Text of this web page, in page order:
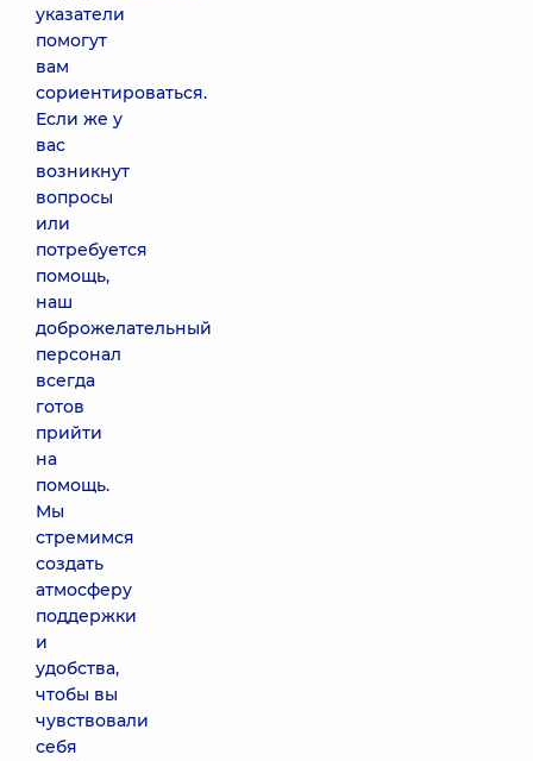
указатели
помогут
вам
сориентироваться.
Если же у
вас
возникнут
вопросы
или
потребуется
помощь,
наш
доброжелательный
персонал
всегда
готов
прийти
на
помощь.
Мы
стремимся
создать
атмосферу
поддержки
и
удобства,
чтобы вы
чувствовали
себя